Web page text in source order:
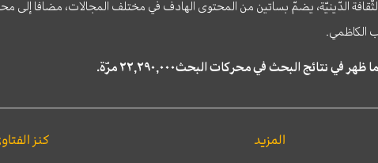
الدّينيّة، يضمّ بساتين من المحتوى الهادف في مختلف المجالات، مضافا إلى
الكاظمي.
المزيد كنز